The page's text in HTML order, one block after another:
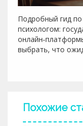
Подробный гид
психологом:
выбрать, что
Похожие